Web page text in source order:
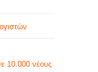
10.000 νέους